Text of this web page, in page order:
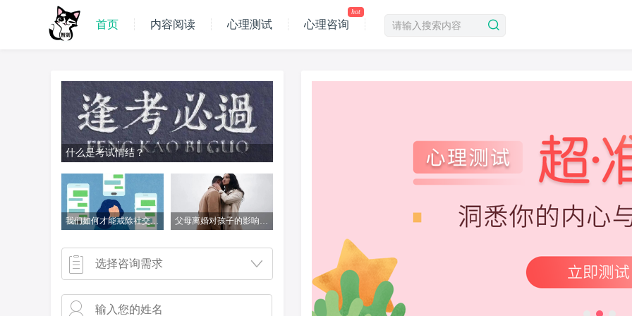
首页 内容阅读 心理测试 心理咨询
hot
什么是考试情结？
我们如何才能戒除社交媒体成瘾 父母离婚对孩子的影响到底有多大
选择咨询需求